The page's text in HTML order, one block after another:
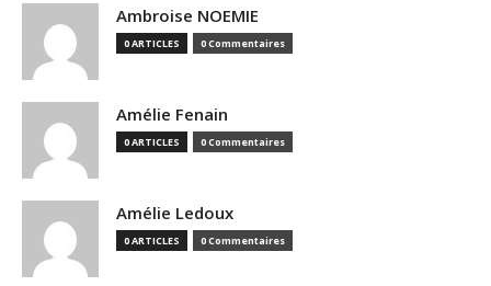
Ambroise NOEMIE
0 ARTICLES 0 Commentaires
Amélie Fenain
0 ARTICLES 0 Commentaires
Amélie Ledoux
0 ARTICLES 0 Commentaires